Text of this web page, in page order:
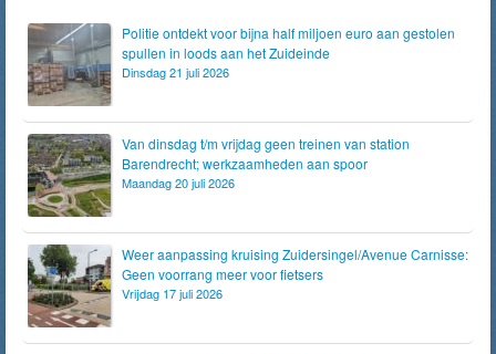
Politie ontdekt voor bijna half miljoen euro aan gestolen
spullen in loods aan het Zuideinde
Dinsdag 21 juli 2026
Van dinsdag t/m vrijdag geen treinen van station
Barendrecht; werkzaamheden aan spoor
Maandag 20 juli 2026
Weer aanpassing kruising Zuidersingel/Avenue Carnisse:
Geen voorrang meer voor fietsers
Vrijdag 17 juli 2026